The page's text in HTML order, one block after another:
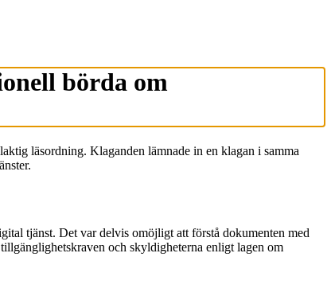
börda om
läsordning. Klaganden lämnade in en klagan i samma
tjänst. Det var delvis omöjligt att förstå dokumenten med
och skyldigheterna enligt lagen om